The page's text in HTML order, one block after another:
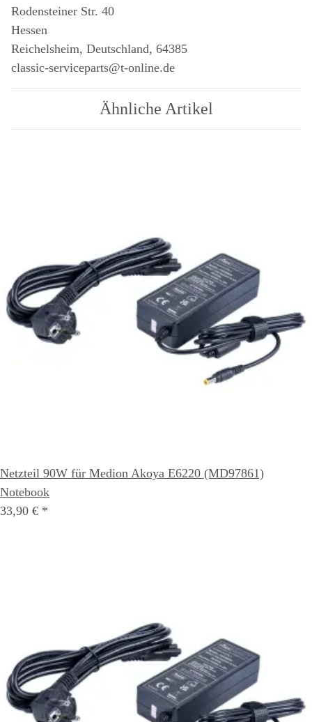
Rodensteiner Str. 40
Hessen
Reichelsheim, Deutschland, 64385
classic-serviceparts@t-online.de
Ähnliche Artikel
Netzteil 90W für Medion Akoya E6220 (MD97861)
Notebook
33,90 € *